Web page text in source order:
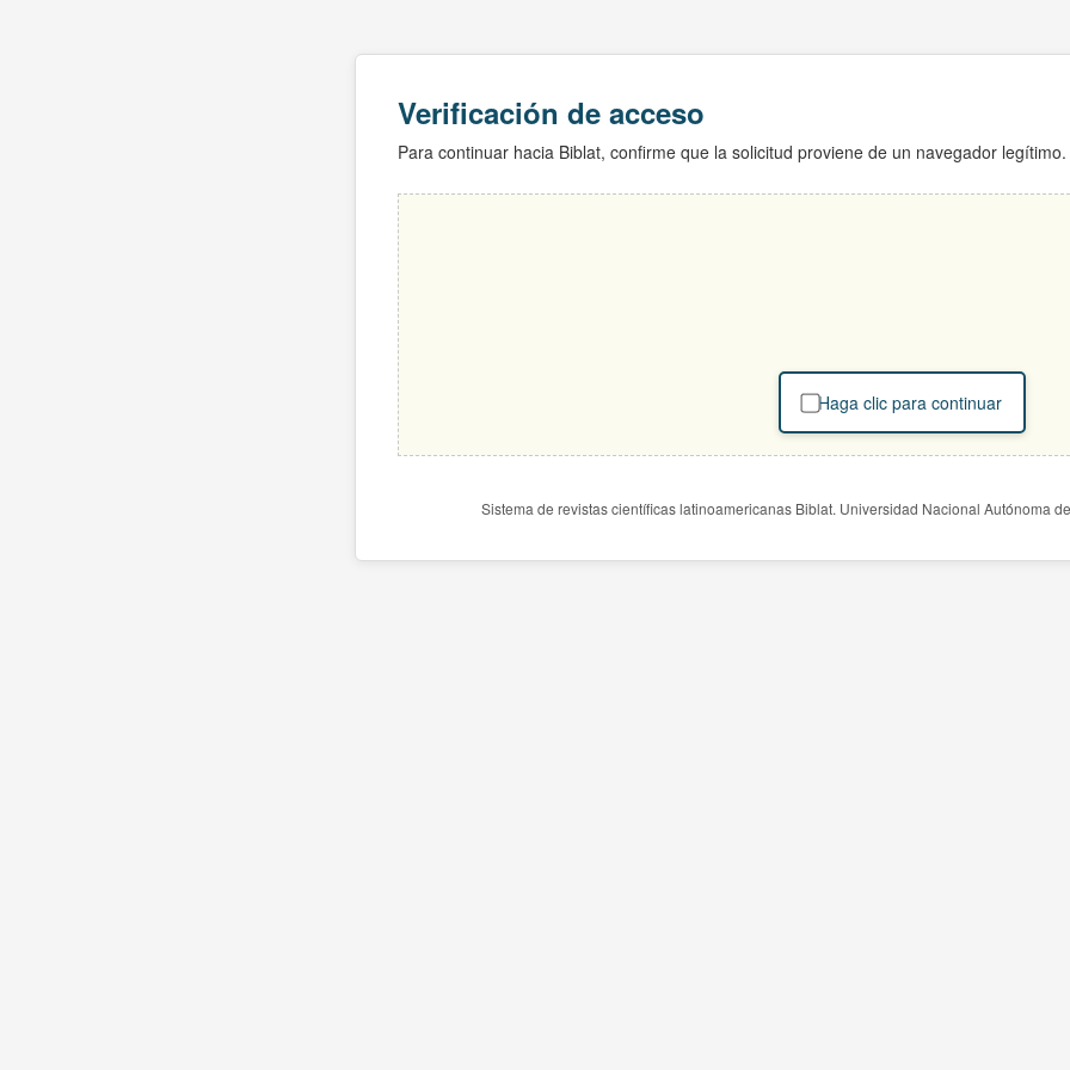
Verificación de acceso
Para continuar hacia Biblat, confirme que la solicitud proviene de un navegador legítimo.
Haga clic para continuar
Sistema de revistas científicas latinoamericanas Biblat. Universidad Nacional Autónoma